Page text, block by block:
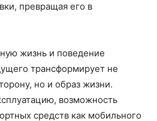
превращая его в
жизнь и поведение
трансформирует не
но и образ жизни.
возможность
средств как мобильного